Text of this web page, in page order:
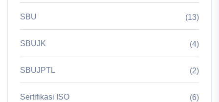
SBU (13)
SBUJK (4)
SBUJPTL (2)
Sertifikasi ISO (6)